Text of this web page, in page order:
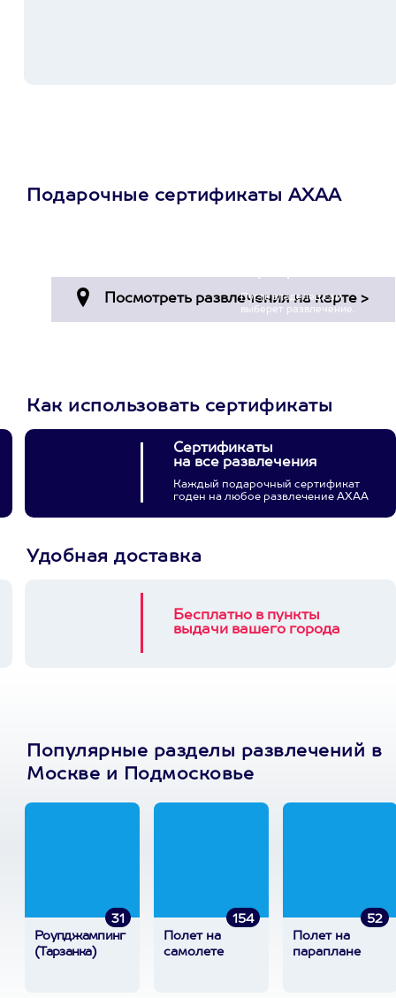
Подарочные сертификаты АХАА
Пусть владелец сам
выберет развлечение.
Как использовать сертификаты
Сертификаты
на все развлечения
Каждый подарочный сертификат
годен на любое развлечение АХАА
Удобная доставка
Бесплатно в пункты
выдачи вашего города
Популярные разделы развлечений в
Москве и Подмосковье
31
Роупджампинг
(Тарзанка)
154
Полет на
самолете
52
Полет на
параплане